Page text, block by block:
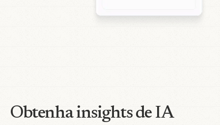
Obtenha insights de IA